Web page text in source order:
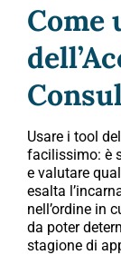
Come
Usare i tool
facilissimo: è
e valutare
esalta
nell’ordine in
da poter
stagione di